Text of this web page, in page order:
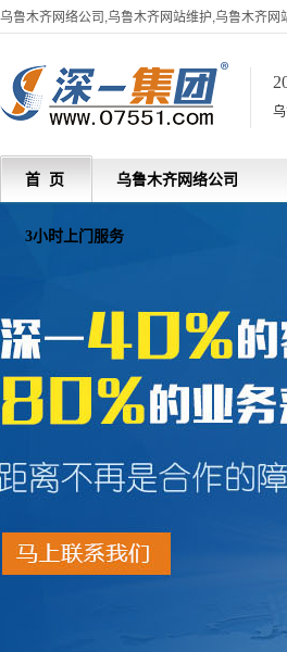
乌鲁木齐网络公司,乌鲁木齐网站维护,乌鲁木齐网
首 页 乌鲁木齐网络公司
3小时上门服务